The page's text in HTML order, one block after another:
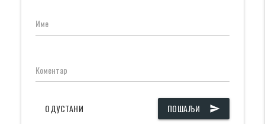
Име
Коментар
ПОШАЉИ send
ОДУСТАНИ